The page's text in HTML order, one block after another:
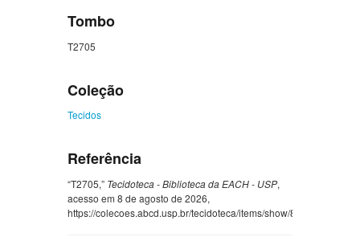
Tombo
T2705
Coleção
Tecidos
Referência
“T2705,” Tecidoteca - Biblioteca da EACH - USP,
acesso em 8 de agosto de 2026,
https://colecoes.abcd.usp.br/tecidoteca/items/show/8689